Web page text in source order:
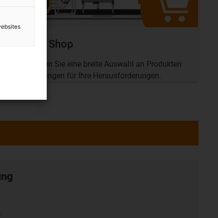
Online Shop
Hier finden Sie eine breite Auswahl an Produkten
und Lösungen für Ihre Herausforderungen.